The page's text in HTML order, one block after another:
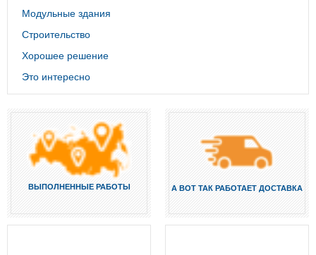
Модульные здания
Строительство
Хорошее решение
Это интересно
ВЫПОЛНЕННЫЕ РАБОТЫ А ВОТ ТАК РАБОТАЕТ ДОСТАВКА